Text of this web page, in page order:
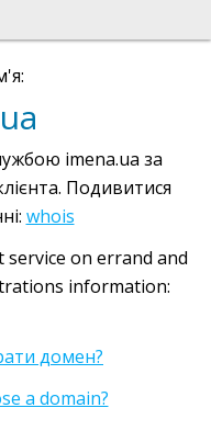
imena.ua за
Подивитися
whois
on errand and
information:
домен?
a domain?